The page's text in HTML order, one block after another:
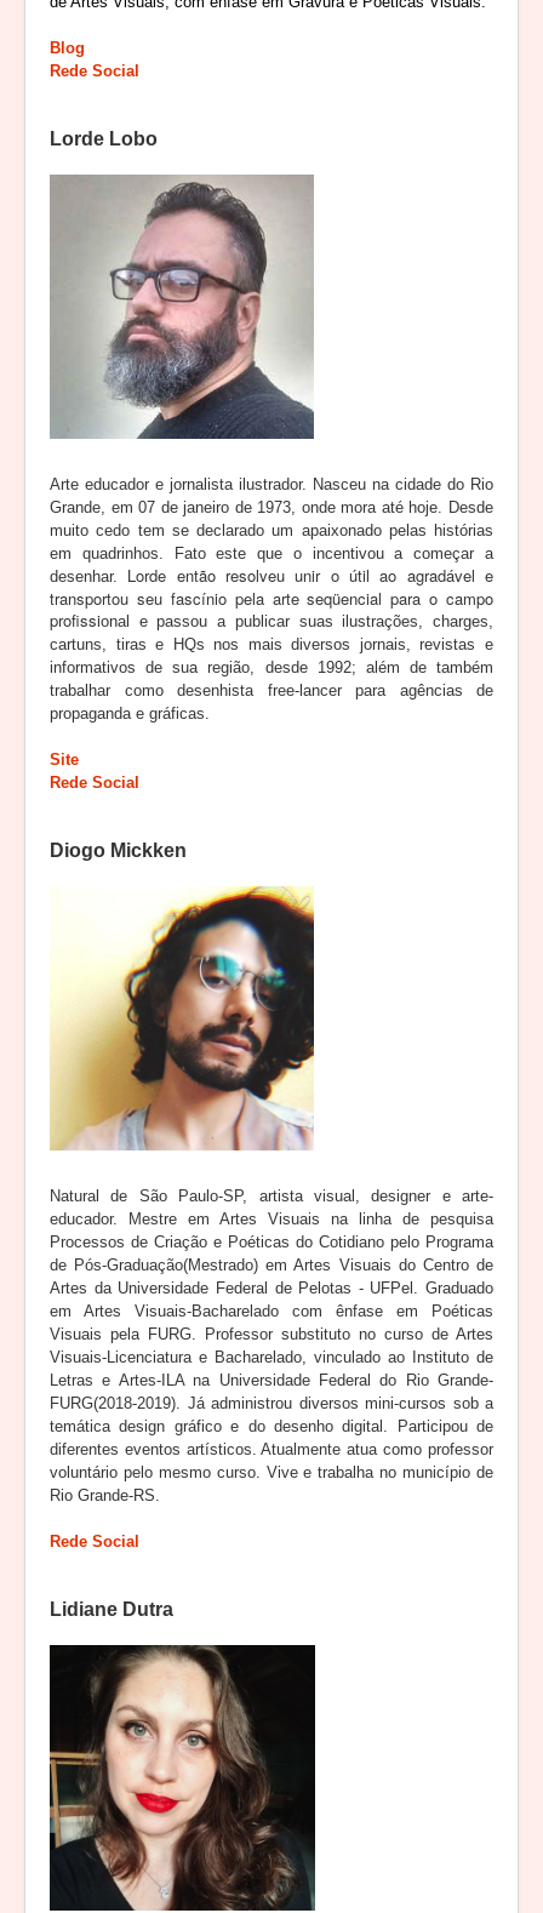
Blog
Rede Social
Lorde Lobo
Arte educador e jornalista ilustrador. Nasceu na cidade do Rio
Grande, em 07 de janeiro de 1973, onde mora até hoje. Desde
muito cedo tem se declarado um apaixonado pelas histórias
em quadrinhos. Fato este que o incentivou a começar a
desenhar.
Lorde então resolveu unir o útil ao agradável e
transportou seu fascínio pela arte seqüencial para o campo
profissional e passou a publicar suas ilustrações, charges,
cartuns, tiras e HQs nos mais diversos jornais, revistas e
informativos de sua região, desde 1992; além de também
trabalhar como desenhista free-lancer para agências de
propaganda e gráficas.
Site
Rede Social
Diogo Mickken
Natural de São Paulo-SP, artista visual, designer e arte-
educador. Mestre em Artes Visuais na linha de pesquisa
Processos de Criação e Poéticas do Cotidiano pelo Programa
de Pós-Graduação(Mestrado) em Artes Visuais do Centro de
Artes da Universidade Federal de Pelotas - UFPel. Graduado
em Artes Visuais-Bacharelado com ênfase em Poéticas
Visuais pela FURG. Professor substituto no curso de Artes
Visuais-Licenciatura e Bacharelado, vinculado ao Instituto de
Letras e Artes-ILA na Universidade Federal do Rio Grande-
FURG(2018-2019). Já administrou diversos mini-cursos sob a
temática design gráfico e do desenho digital. Participou de
diferentes eventos artísticos. Atualmente atua como professor
voluntário pelo mesmo curso. Vive e trabalha no município de
Rio Grande-RS.
Rede Social
Lidiane Dutra